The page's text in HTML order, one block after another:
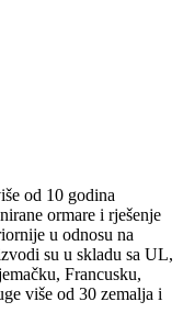
od 10 godina
ormare i rješenje
u odnosu na
su u skladu sa UL,
Francusku,
više od 30 zemalja i